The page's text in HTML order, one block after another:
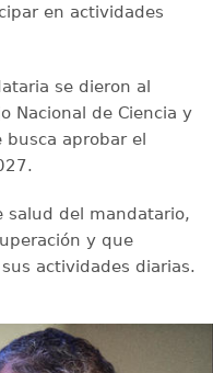
en actividades
se dieron al
Nacional de Ciencia y
busca aprobar el
salud del mandatario,
y que
actividades diarias.